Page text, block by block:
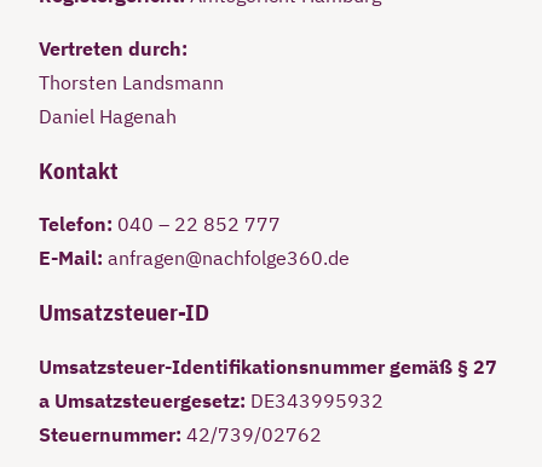
Vertreten durch:
Thorsten Landsmann
Daniel Hagenah
Kontakt
Telefon: 040 – 22 852 777
E-Mail: anfragen@nachfolge360.de
Umsatzsteuer-ID
Umsatzsteuer-Identifikationsnummer gemäß § 27
a Umsatzsteuergesetz: DE343995932
Steuernummer: 42/739/02762